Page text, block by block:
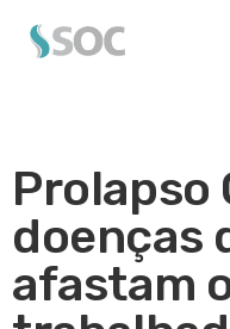
Prolapso
doenças
afastam